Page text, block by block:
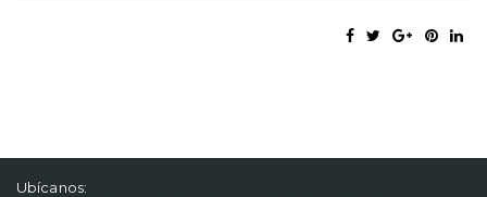
Ubícanos: